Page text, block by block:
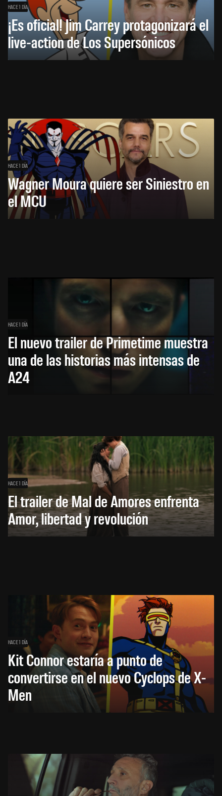
HACE 1 DÍA
¡Es oficial! Jim Carrey protagonizará el
live-action de Los Supersónicos
HACE 1 DÍA
Wagner Moura quiere ser Siniestro en
el MCU
HACE 1 DÍA
El nuevo trailer de Primetime muestra
una de las historias más intensas de
A24
HACE 1 DÍA
El trailer de Mal de Amores enfrenta
Amor, libertad y revolución
HACE 1 DÍA
Kit Connor estaría a punto de
convertirse en el nuevo Cyclops de X-
Men